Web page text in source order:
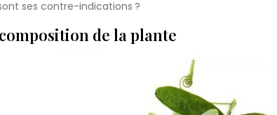
ses contre-indications ?
de la plante